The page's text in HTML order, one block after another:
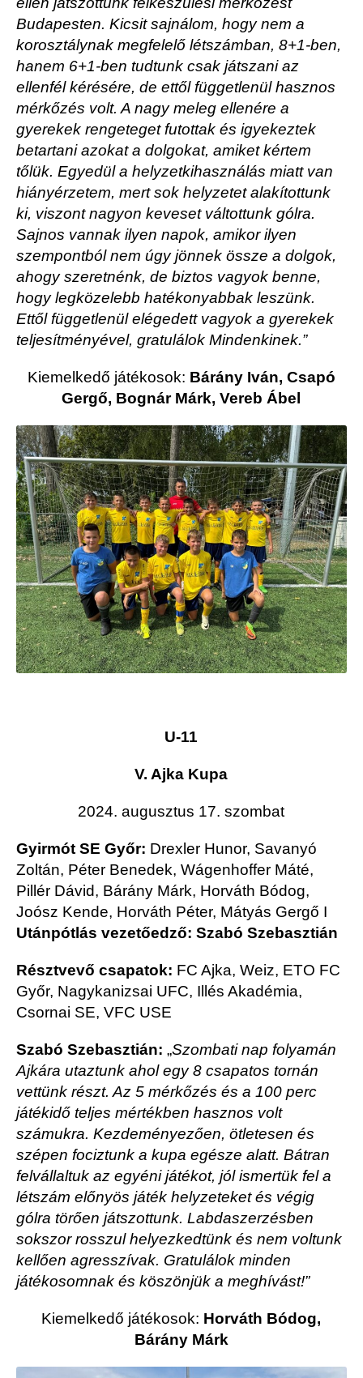
Budapesten. Kicsit sajnálom, hogy nem a
korosztálynak megfelelő létszámban, 8+1-ben,
hanem 6+1-ben tudtunk csak játszani az
ellenfél kérésére, de ettől függetlenül hasznos
mérkőzés volt. A nagy meleg ellenére a
gyerekek rengeteget futottak és igyekeztek
betartani azokat a dolgokat, amiket kértem
tőlük. Egyedül a helyzetkihasználás miatt van
hiányérzetem, mert sok helyzetet alakítottunk
ki, viszont nagyon keveset váltottunk gólra.
Sajnos vannak ilyen napok, amikor ilyen
szempontból nem úgy jönnek össze a dolgok,
ahogy szeretnénk, de biztos vagyok benne,
hogy legközelebb hatékonyabbak leszünk.
Ettől függetlenül elégedett vagyok a gyerekek
teljesítményével, gratulálok Mindenkinek.”
Kiemelkedő játékosok: Bárány Iván, Csapó
Gergő, Bognár Márk, Vereb Ábel
U-11
V. Ajka Kupa
2024. augusztus 17. szombat
Gyirmót SE Győr: Drexler Hunor, Savanyó
Zoltán, Péter Benedek, Wágenhoffer Máté,
Pillér Dávid, Bárány Márk, Horváth Bódog,
Joósz Kende, Horváth Péter, Mátyás Gergő I
Utánpótlás vezetőedző: Szabó Szebasztián
Résztvevő csapatok: FC Ajka, Weiz, ETO FC
Győr, Nagykanizsai UFC, Illés Akadémia,
Csornai SE, VFC USE
Szabó Szebasztián: „Szombati nap folyamán
Ajkára utaztunk ahol egy 8 csapatos tornán
vettünk részt. Az 5 mérkőzés és a 100 perc
játékidő teljes mértékben hasznos volt
számukra. Kezdeményezően, ötletesen és
szépen fociztunk a kupa egésze alatt. Bátran
felvállaltuk az egyéni játékot, jól ismertük fel a
létszám előnyös játék helyzeteket és végig
gólra törően játszottunk. Labdaszerzésben
sokszor rosszul helyezkedtünk és nem voltunk
kellően agresszívak. Gratulálok minden
játékosomnak és köszönjük a meghívást!”
Kiemelkedő játékosok: Horváth Bódog,
Bárány Márk